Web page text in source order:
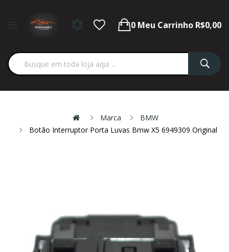
0 Meu Carrinho R$0,00
Marca
BMW
Botão Interruptor Porta Luvas Bmw X5 6949309 Original